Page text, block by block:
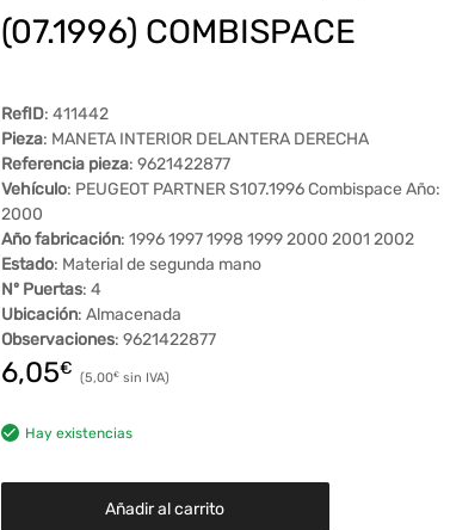
(07.1996) COMBISPACE
RefID: 411442
Pieza: MANETA INTERIOR DELANTERA DERECHA
Referencia pieza: 9621422877
Vehículo: PEUGEOT PARTNER S107.1996 Combispace Año:
2000
Año fabricación: 1996 1997 1998 1999 2000 2001 2002
Estado: Material de segunda mano
Nº Puertas: 4
Ubicación: Almacenada
Observaciones: 9621422877
6,05€ 5,00€
Hay existencias
Añadir al carrito